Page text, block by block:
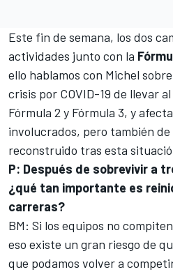
Este fin de semana, los dos
actividades junto con la
ello hablamos con Michel
crisis por COVID-19 de llevar
Fórmula 2 y Fórmula 3, y
involucrados, pero también
reconstruido tras esta
P: Después de sobrevivir a
¿qué tan importante es
carreras?
BM: Si los equipos no
eso existe un gran riesgo de
que podamos volver a